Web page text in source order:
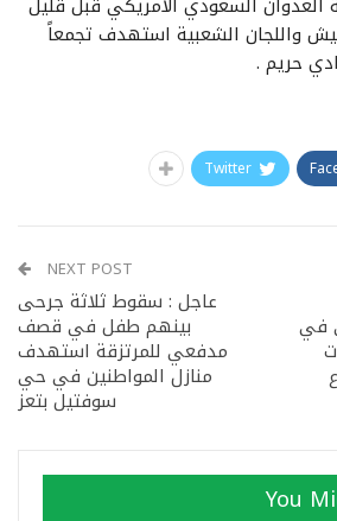
واللجان الشعبية استهدف تجمعاً
حريم .
Twitter
في
NEXT POST
عاجل : سقوط ثلاثة جرحى
بينهم طفل في قصف
مدفعي للمرتزقة استهدف
منازل المواطنين في حي
سوفتيل بتعز
You